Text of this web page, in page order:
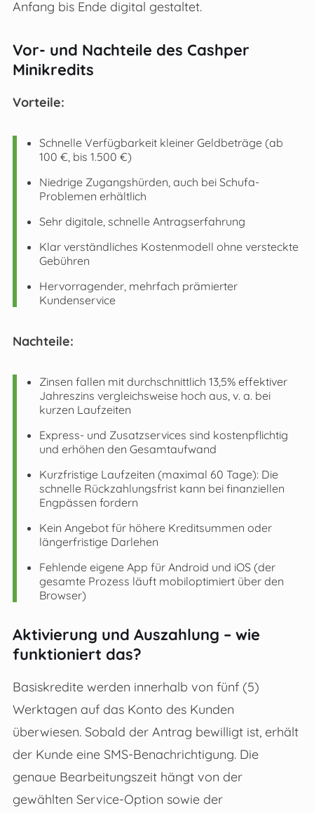
Anfang bis Ende digital gestaltet.
Vor- und Nachteile des Cashper
Minikredits
Vorteile:
Schnelle Verfügbarkeit kleiner Geldbeträge (ab
100 €, bis 1.500 €)
Niedrige Zugangshürden, auch bei Schufa-
Problemen erhältlich
Sehr digitale, schnelle Antragserfahrung
Klar verständliches Kostenmodell ohne versteckte
Gebühren
Hervorragender, mehrfach prämierter
Kundenservice
Nachteile:
Zinsen fallen mit durchschnittlich 13,5% effektiver
Jahreszins vergleichsweise hoch aus, v. a. bei
kurzen Laufzeiten
Express- und Zusatzservices sind kostenpflichtig
und erhöhen den Gesamtaufwand
Kurzfristige Laufzeiten (maximal 60 Tage): Die
schnelle Rückzahlungsfrist kann bei finanziellen
Engpässen fordern
Kein Angebot für höhere Kreditsummen oder
längerfristige Darlehen
Fehlende eigene App für Android und iOS (der
gesamte Prozess läuft mobiloptimiert über den
Browser)
Aktivierung und Auszahlung – wie
funktioniert das?
Basiskredite werden innerhalb von fünf (5)
Werktagen auf das Konto des Kunden
überwiesen. Sobald der Antrag bewilligt ist, erhält
der Kunde eine SMS-Benachrichtigung. Die
genaue Bearbeitungszeit hängt von der
gewählten Service-Option sowie der